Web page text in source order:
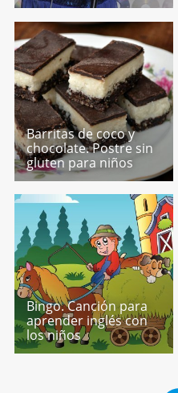
Barritas de coco y
chocolate. Postre sin
gluten para niños
Bingo. Canción para
aprender inglés con
los niños